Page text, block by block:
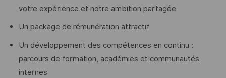
votre expérience et notre ambition partagée
Un package de rémunération attractif
Un développement des compétences en continu :
parcours de formation, académies et communautés
internes